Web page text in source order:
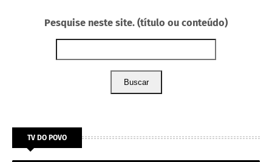
Pesquise neste site. (título ou conteúdo)
Buscar
TV DO POVO